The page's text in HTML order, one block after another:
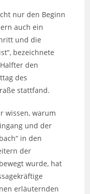
nur den Beginn
auch ein
und die
bezeichnete
den
des
stattfand.
wissen, warum
und der
in den
der
wurde, hat
erläuternden